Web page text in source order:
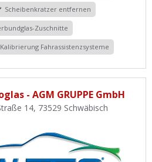
Scheibenkratzer entfernen
Zuschnitte
Kalibrierung Fahrassistenzsysteme
- AGM GRUPPE GmbH
14, 73529 Schwäbisch